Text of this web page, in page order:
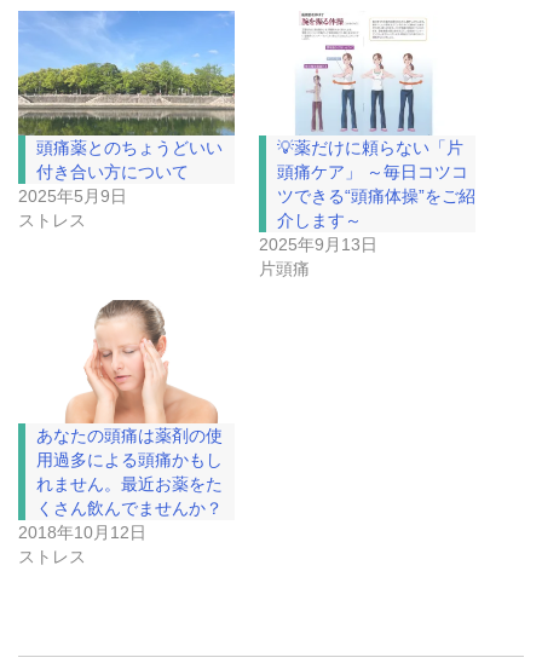
頭痛薬とのちょうどいい
付き合い方について
2025年5月9日
ストレス
💡薬だけに頼らない「片
頭痛ケア」 ～毎日コツコ
ツできる“頭痛体操”をご紹
介します～
2025年9月13日
片頭痛
あなたの頭痛は薬剤の使
用過多による頭痛かもし
れません。最近お薬をた
くさん飲んでませんか？
2018年10月12日
ストレス